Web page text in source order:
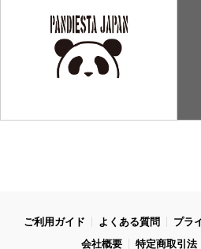
ご利用ガイド よくある質問 プラ
会社概要
特定商取引法